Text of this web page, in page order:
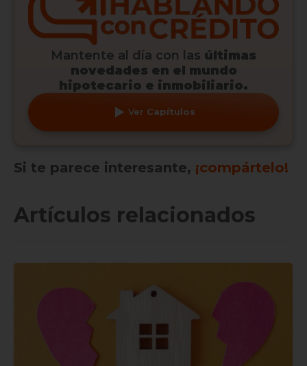
Mantente al día con las últimas
novedades en el mundo
hipotecario e inmobiliario.
Ver Capítulos
Si te parece interesante, ¡compártelo!
Artículos relacionados